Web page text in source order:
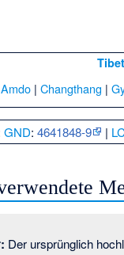
Amdo |Changthang |
GND:4641848-9 |
Der ursprünglich